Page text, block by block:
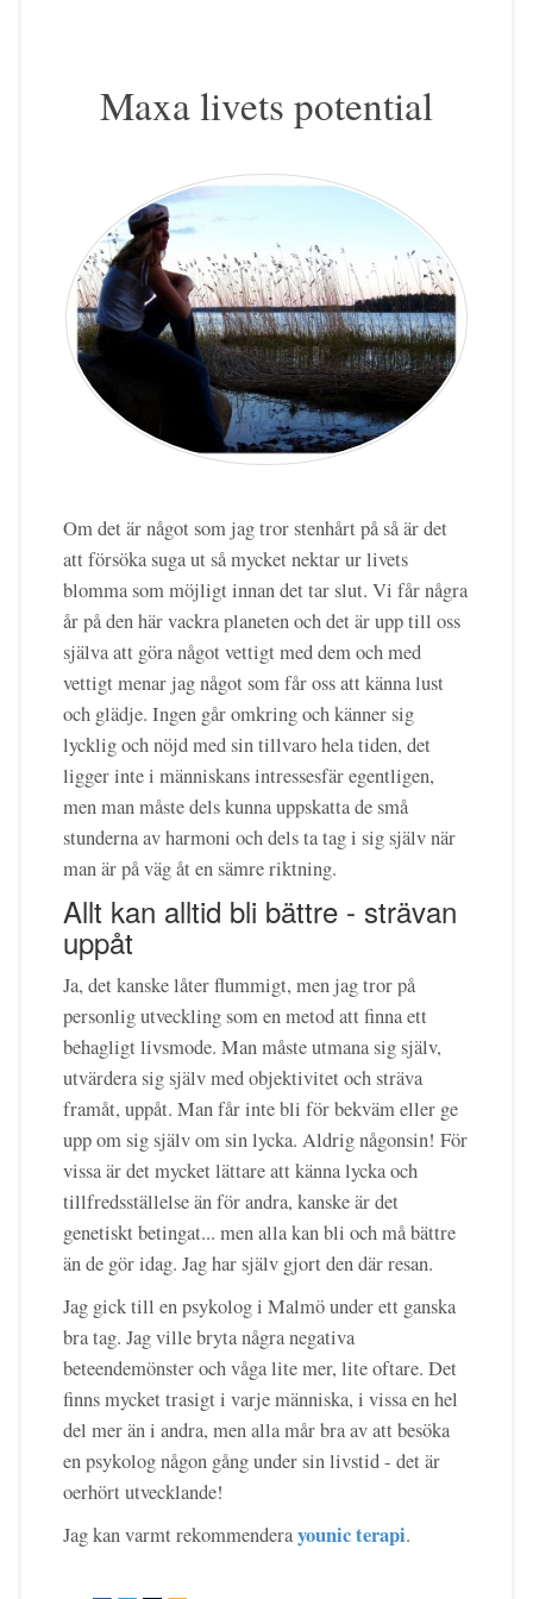
Maxa livets potential
Om det är något som jag tror stenhårt på så är det
att försöka suga ut så mycket nektar ur livets
blomma som möjligt innan det tar slut. Vi får några
år på den här vackra planeten och det är upp till oss
själva att göra något vettigt med dem och med
vettigt menar jag något som får oss att känna lust
och glädje. Ingen går omkring och känner sig
lycklig och nöjd med sin tillvaro hela tiden, det
ligger inte i människans intressesfär egentligen,
men man måste dels kunna uppskatta de små
stunderna av harmoni och dels ta tag i sig själv när
man är på väg åt en sämre riktning.
Allt kan alltid bli bättre - strävan
uppåt
Ja, det kanske låter flummigt, men jag tror på
personlig utveckling som en metod att finna ett
behagligt livsmode. Man måste utmana sig själv,
utvärdera sig själv med objektivitet och sträva
framåt, uppåt. Man får inte bli för bekväm eller ge
upp om sig själv om sin lycka. Aldrig någonsin! För
vissa är det mycket lättare att känna lycka och
tillfredsställelse än för andra, kanske är det
genetiskt betingat... men alla kan bli och må bättre
än de gör idag. Jag har själv gjort den där resan.
Jag gick till en psykolog i Malmö under ett ganska
bra tag. Jag ville bryta några negativa
beteendemönster och våga lite mer, lite oftare. Det
finns mycket trasigt i varje människa, i vissa en hel
del mer än i andra, men alla mår bra av att besöka
en psykolog någon gång under sin livstid - det är
oerhört utvecklande!
Jag kan varmt rekommenderayounic terapi.